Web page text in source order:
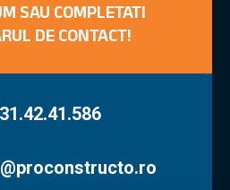
SAU COMPLETATI
DE CONTACT!